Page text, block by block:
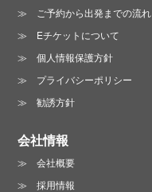
ご予約から出発までの流れ
Eチケットについて
個人情報保護方針
プライバシーポリシー
勧誘方針
会社情報
会社概要
採用情報